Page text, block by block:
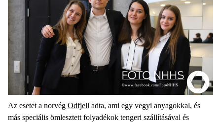
Az esetet a norvég Odfjell adta, ami egy vegyi anyagokkal, és
más speciális ömlesztett folyadékok tengeri szállításával és